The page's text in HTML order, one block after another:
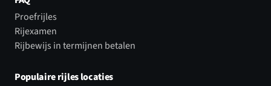
Proefrijles
Rijexamen
Rijbewijs in termijnen betalen
Populaire rijles locaties